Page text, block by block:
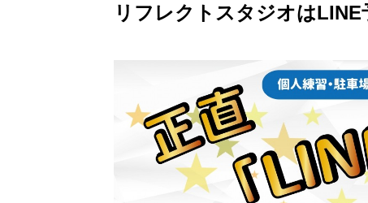
リフレクトスタジオはLINE